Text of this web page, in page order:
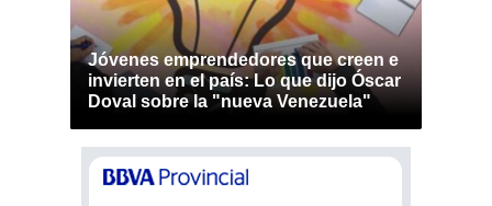
Jóvenes emprendedores que creen e
invierten en el país: Lo que dijo Óscar
Doval sobre la "nueva Venezuela"